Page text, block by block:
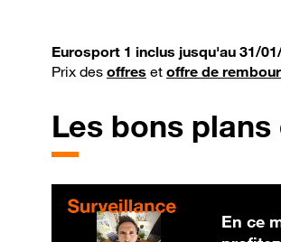
Eurosport 1 inclus jusqu'au 31/
Prix des offres et offre de
Les bons
En ce